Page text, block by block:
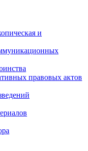
и
правовых актов